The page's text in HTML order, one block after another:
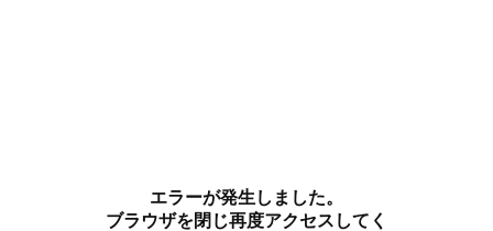
エラーが発生しました。
ブラウザを閉じ再度アクセスしてく